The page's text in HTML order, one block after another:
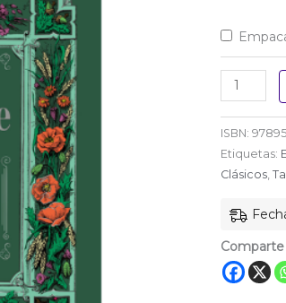
La
vorágine
edición
especial
cantidad
ISBN:
Etiquetas:
Clásicos,